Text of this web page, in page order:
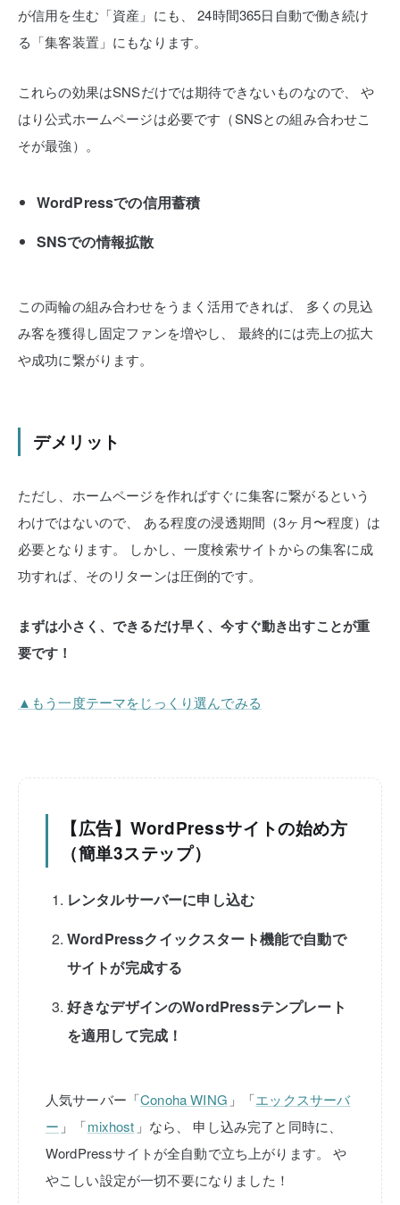
が信用を生む「資産」にも、
24時間365日自動で働き続け
る「集客装置」にもなります。
これらの効果はSNSだけでは期待できないものなので、
や
はり公式ホームページは必要です（SNSとの組み合わせこ
そが最強）。
WordPressでの信用蓄積
SNSでの情報拡散
この両輪の組み合わせをうまく活用できれば、
多くの見込
み客を獲得し固定ファンを増やし、
最終的には売上の拡大
や成功に繋がります。
デメリット
ただし、ホームページを作ればすぐに集客に繋がるという
わけではないので、
ある程度の浸透期間（3ヶ月〜程度）は
必要となります。
しかし、一度検索サイトからの集客に成
功すれば、そのリターンは圧倒的です。
まずは小さく、できるだけ早く、今すぐ動き出すことが重
要です！
▲もう一度テーマをじっくり選んでみる
【広告】WordPressサイトの始め方
（簡単3ステップ）
レンタルサーバーに申し込む
WordPressクイックスタート機能で自動で
サイトが完成する
好きなデザインのWordPressテンプレート
を適用して完成！
人気サーバー「Conoha WING 」「エックスサーバ
ー 」「mixhost 」なら、
申し込み完了と同時に、
WordPressサイトが全自動で立ち上がります。
や
やこしい設定が一切不要になりました！